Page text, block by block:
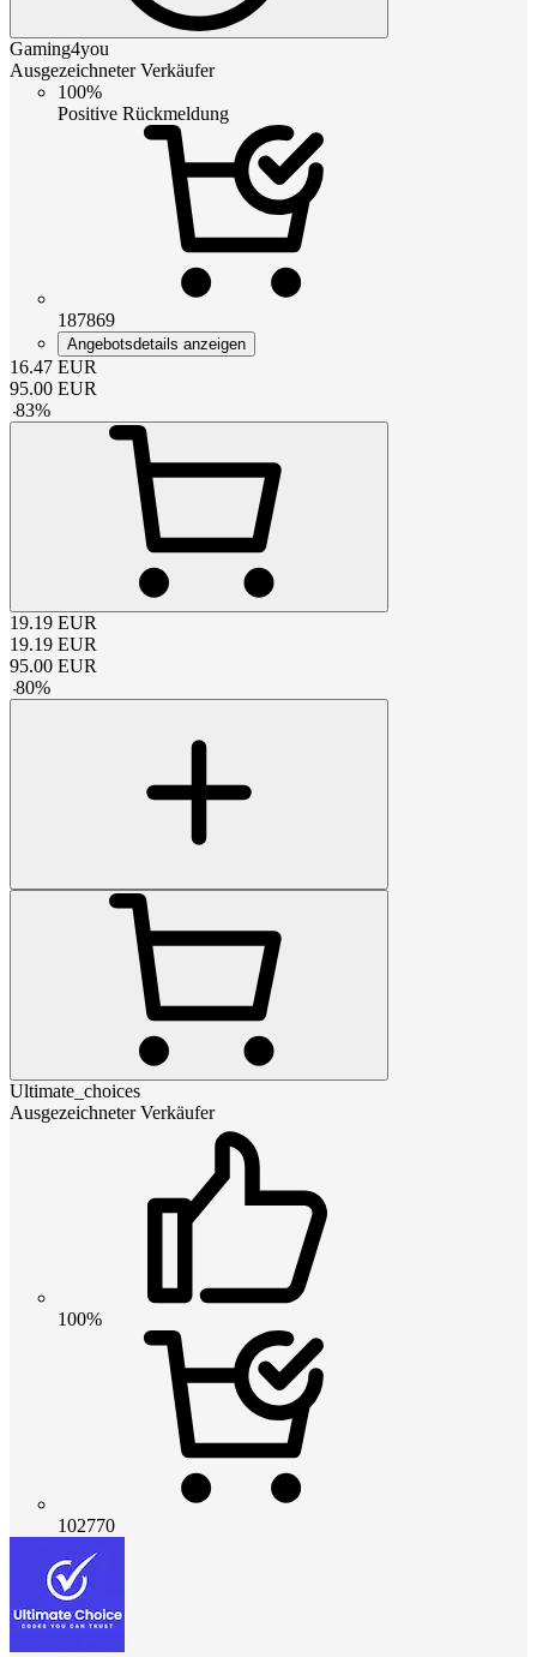
Gaming4you
Ausgezeichneter Verkäufer
100%
Positive Rückmeldung
187869
Angebotsdetails anzeigen
16.47 EUR
95.00 EUR
-83%
19.19 EUR
19.19 EUR
95.00 EUR
-80%
Ultimate_choices
Ausgezeichneter Verkäufer
100%
102770